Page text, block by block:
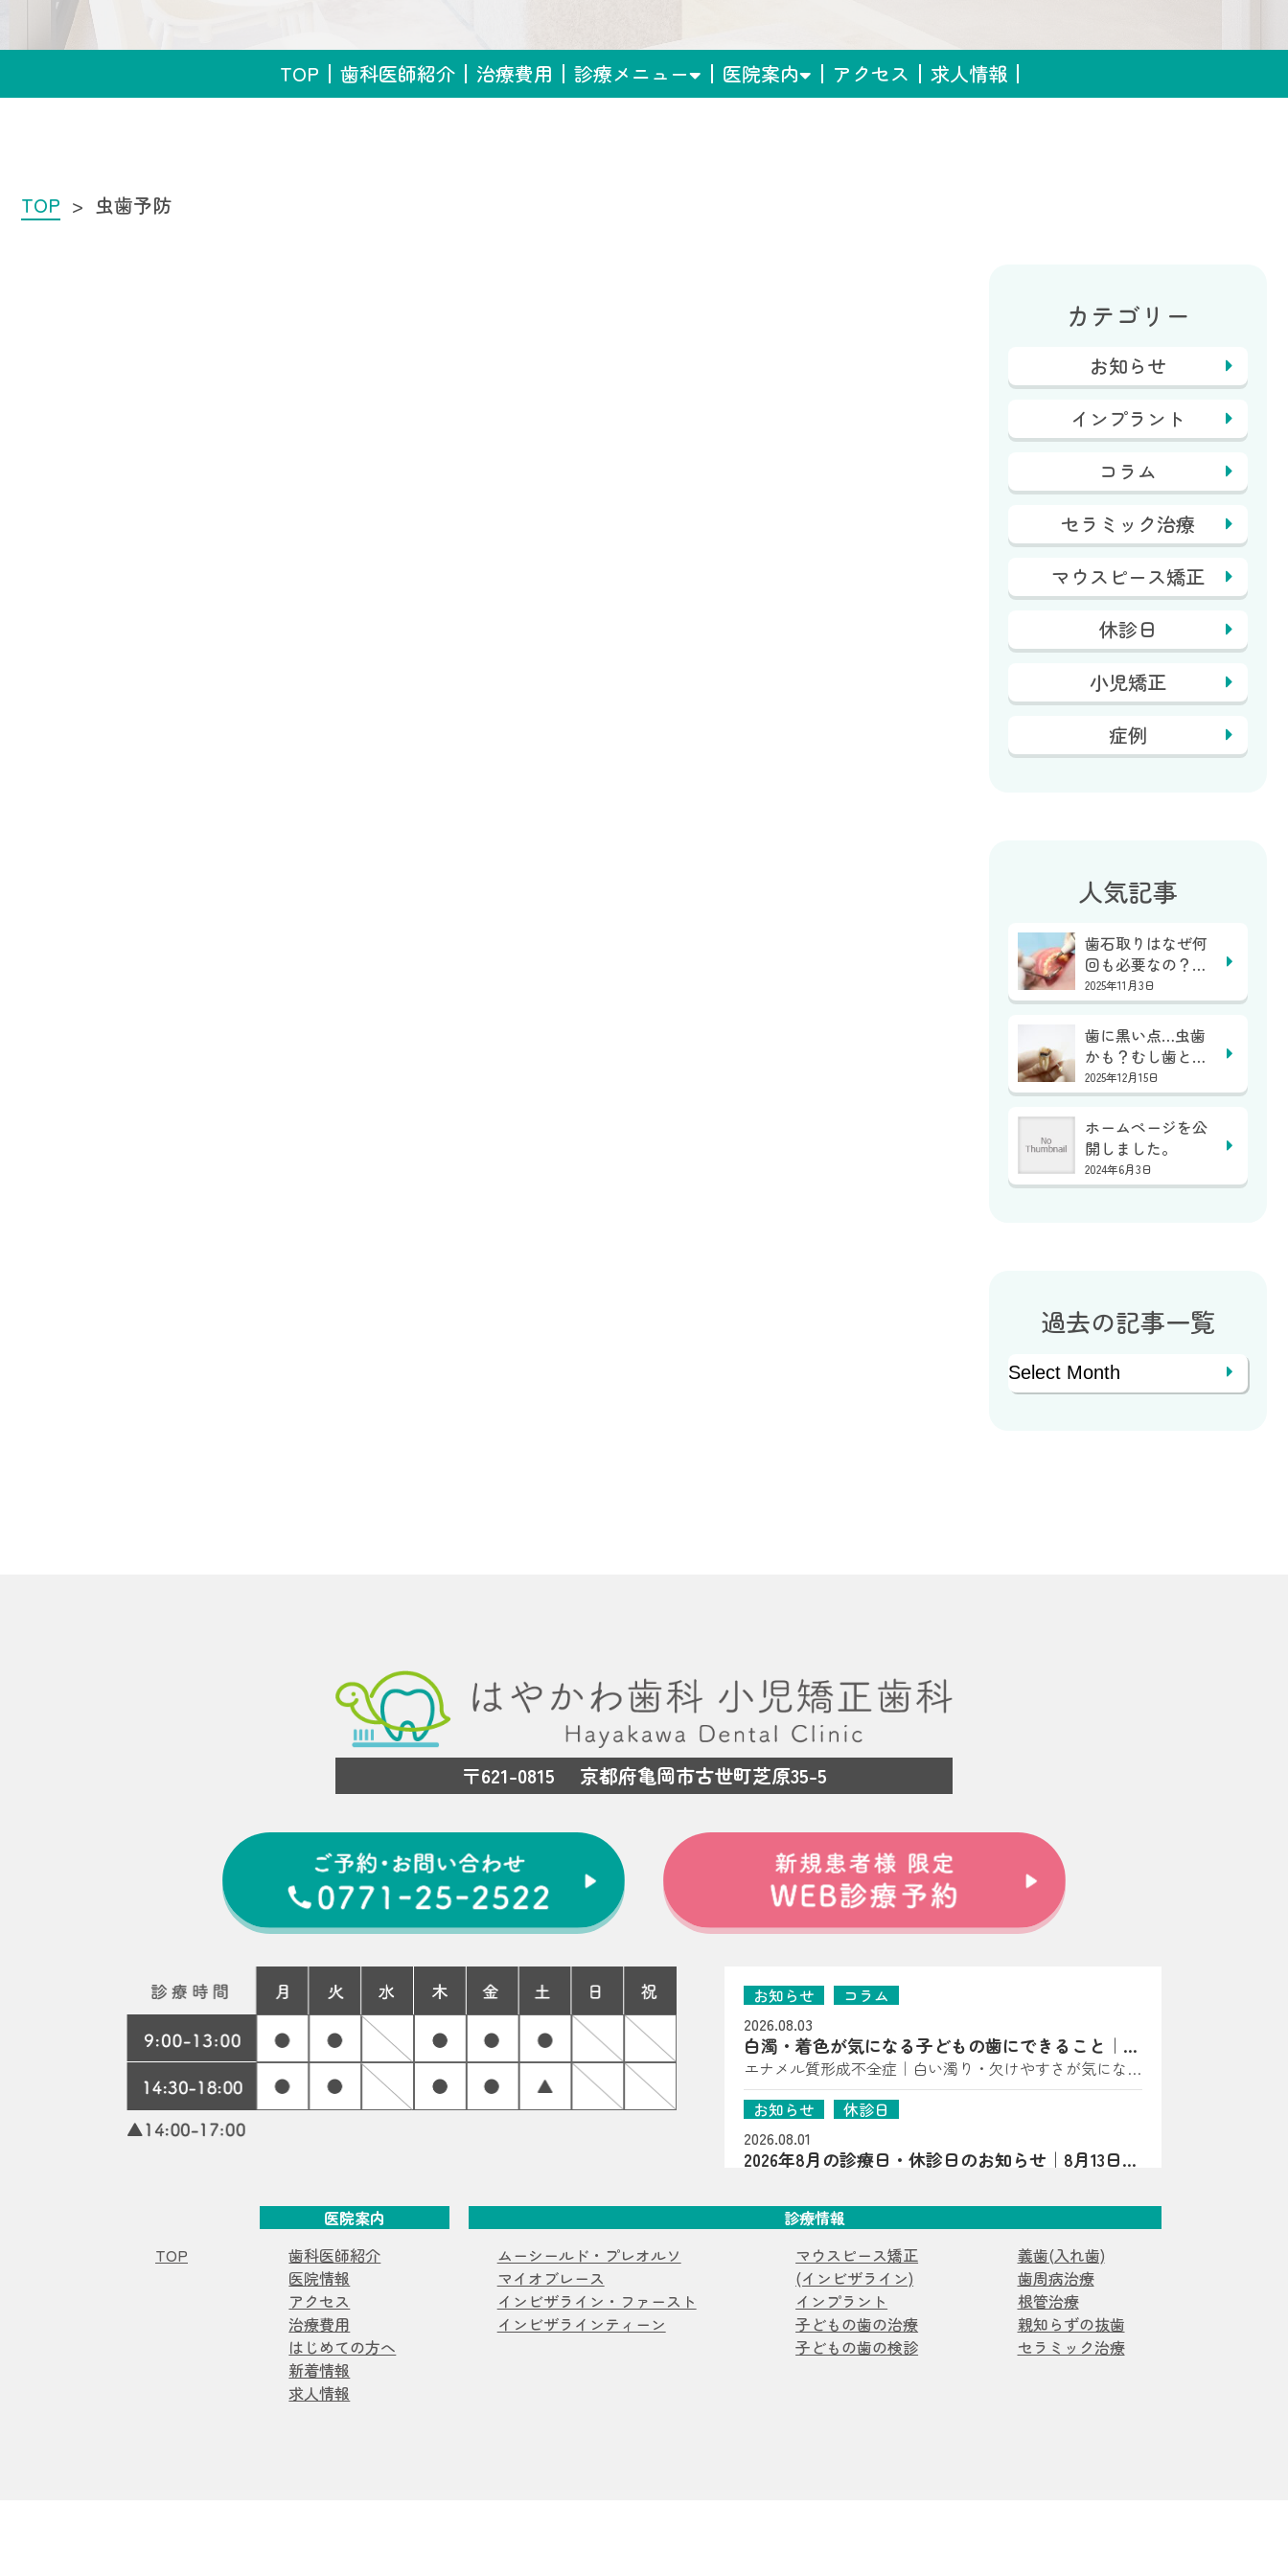
TOP 歯科医師紹介 治療費用 診療メニュー 医院案内 アクセス 求人情報
TOP 虫歯予防
カテゴリー
お知らせ
インプラント
コラム
セラミック治療
マウスピース矯正
休診日
小児矯正
症例
人気記事
歯石取りはなぜ何
回も必要なの？１
回で終わらない？
｜...
2025年11月3日
歯に黒い点…虫歯
かも？むし歯と着
色の見分け方｜亀
岡...
2025年12月15日
ホームページを公
開しました。
2024年6月3日
過去の記事一覧
Archives
〒621-0815 京都府亀岡市古世町芝原35-5
お知らせ
コラム
2026.08.03
白濁・着色が気になる子どもの歯にできること｜亀
岡市の歯科医師が解説
エナメル質形成不全症｜白い濁り・欠けやすさが気になっ
たら（子どもの歯に多い“歯の質”のトラブル） こんにち
は、はやかわ歯科 小児矯正歯科です。 「歯に白い点があ
る」「一部だけ黄〜茶色っぽい」「すぐ欠ける・しみる」
――といった様子が見られる場合、エナメル質形成不全症
は、歯が顎の中で作られている段階で、エナメル質の量が
少なかったり、硬さが十分でなかったりする状態です。
生えてきた時点で“守る層”が弱いことがあるため、見た目
だけでなく、しみ・欠け・むし歯につながりやすいのが特
徴です（乳歯・永久歯どちらにも起こり得ます）。 ▲ 白
濁・着色・欠けやすさは“歯の質”のサインのことも よく
ある見え方・感じ方｜「汚れ」とは違った変化が！？ エ
お知らせ
休診日
2026.08.01
2026年8月の診療日・休診日のお知らせ｜8月13日は
曜・祝日、8月14日・15日は休診となります。8月13日は夏
祭りを開催します。詳細はInstagramをご確認ください。
マウスピース矯正
症例
2026.07.20
【マウスピース矯正症例】過剰歯2本を伴う非臼歯
抜歯ケース
過剰歯2本がある20代女性のマウスピース矯正症例を紹
介。小臼歯を抜かずに治療計画を立てた理由や、口腔内ス
キャナーを用いた診断、非抜歯矯正の可能性について解説
お知らせ
コラム
TOP
医院案内
歯科医師紹介
医院情報
アクセス
治療費用
はじめての方へ
新着情報
求人情報
診療情報
ムーシールド・プレオルソ
マイオブレース
インビザライン・ファースト
インビザラインティーン
マウスピース矯正
(インビザライン)
インプラント
子どもの歯の治療
子どもの歯の検診
義歯(入れ歯)
歯周病治療
根管治療
親知らずの抜歯
セラミック治療